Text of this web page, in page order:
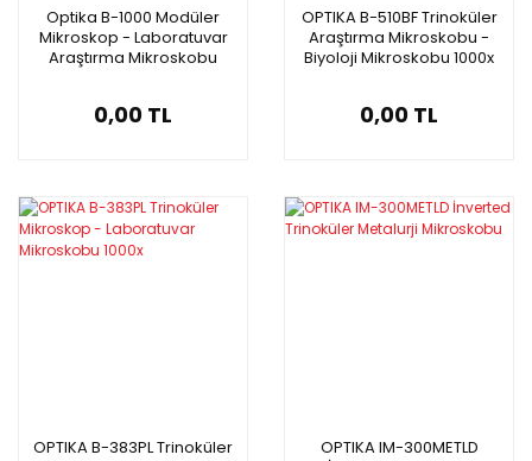
Optika B-1000 Modüler
Mikroskop - Laboratuvar
Araştırma Mikroskobu
0,00 TL
OPTIKA B-510BF Trinoküler
Araştırma Mikroskobu -
Biyoloji Mikroskobu 1000x
0,00 TL
OPTIKA B-383PL Trinoküler
OPTIKA IM-300METLD